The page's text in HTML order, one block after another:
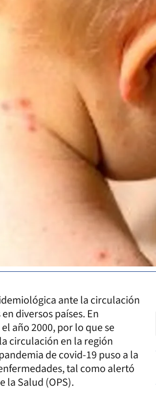
ante la circulación
diversos países. En
año 2000, por lo que se
circulación en la región
de covid-19 puso a la
tal como alertó
la Salud (OPS).